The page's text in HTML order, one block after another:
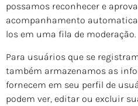
possamos reconhecer e
acompanhamento
los em uma fila de moderação.
Para usuários que se
também armazenamos as
fornecem em seu perfil de
podem ver, editar ou excluir